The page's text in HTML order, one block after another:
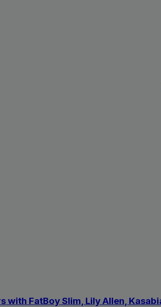
with FatBoy Slim, Lily Allen,